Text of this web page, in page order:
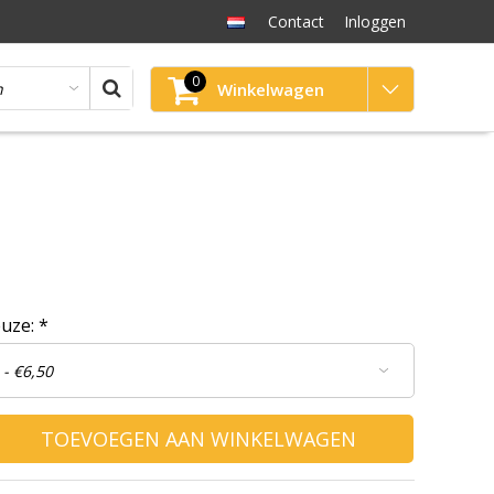
Contact Inloggen
0 Winkelwagen
*
TOEVOEGEN AAN WINKELWAGEN